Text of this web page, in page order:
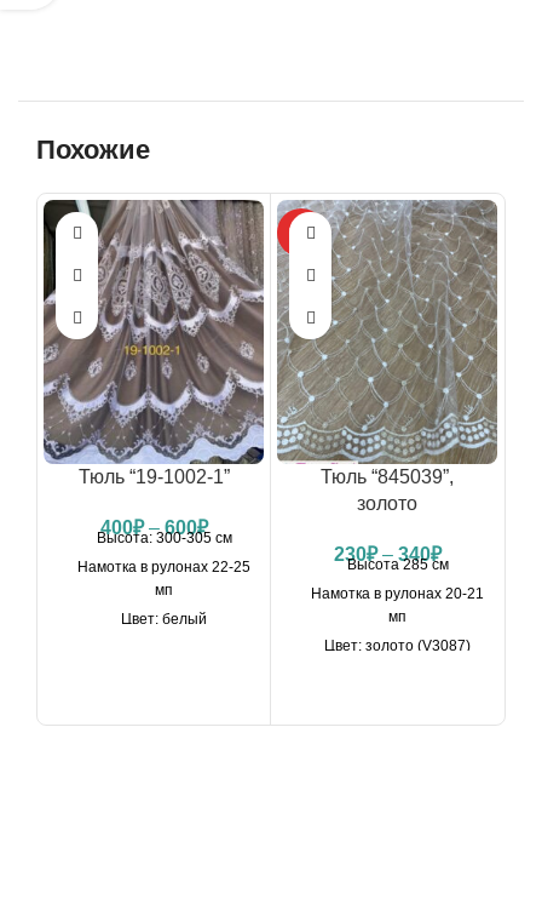
Похожие
Тюль “19-1002-1”
400₽–600₽
Высота: 300-305 см
Намотка в рулонах 22-25
мп
Цвет: белый
Можно купить на отрез
HOT
Тюль “845039”,
золото
230₽– 340₽
Высота 285 см
Намотка в рулонах 20-21
мп
Цвет: золото (V3087)
розничной цене